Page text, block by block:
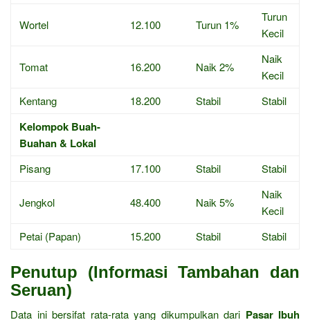
Wortel 12.100 Turun 1%
Turun
Kecil
Tomat 16.200 Naik 2%
Naik
Kecil
Kentang
18.200 Stabil Stabil
Kelompok Buah-
Buahan & Lokal
Pisang 17.100 Stabil Stabil
Jengkol 48.400 Naik 5%
Naik
Kecil
Petai (Papan)
15.200 Stabil Stabil
Penutup (Informasi Tambahan dan
Seruan)
Data ini bersifat rata-rata yang dikumpulkan dari Pasar Ibuh